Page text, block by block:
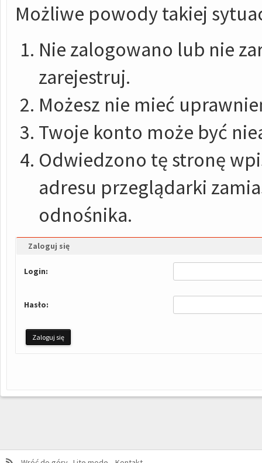
Możliwe powody takiej
Nie zalogowano lub nie
zarejestruj.
Możesz nie mieć
Twoje konto może być
Odwiedzono tę stronę
adresu przeglądarki
odnośnika.
Zaloguj się
Login:
Hasło: